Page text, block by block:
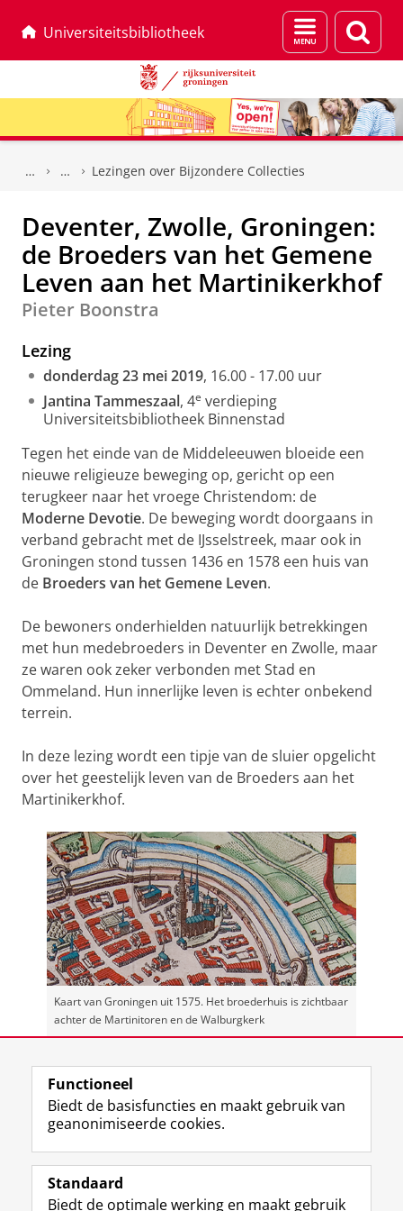
Universiteitsbibliotheek
Menu
en
Lezingen over Bijzondere Collecties
Deventer, Zwolle, Groningen:
de Broeders van het Gemene
Leven aan het Martinikerkhof
Pieter Boonstra
Lezing
donderdag 23 mei 2019, 16.00 - 17.00 uur
Jantina Tammeszaal, 4e verdieping
Universiteitsbibliotheek Binnenstad
Tegen het einde van de Middeleeuwen bloeide een
nieuwe religieuze beweging op, gericht op een
terugkeer naar het vroege Christendom: de
Moderne Devotie. De beweging wordt doorgaans in
verband gebracht met de IJsselstreek, maar ook in
Groningen stond tussen 1436 en 1578 een huis van
de Broeders van het Gemene Leven.
De bewoners onderhielden natuurlijk betrekkingen
met hun medebroeders in Deventer en Zwolle, maar
ze waren ook zeker verbonden met Stad en
Ommeland. Hun innerlijke leven is echter onbekend
terrein.
In deze lezing wordt een tipje van de sluier opgelicht
over het geestelijk leven van de Broeders aan het
Martinikerkhof.
Kaart van Groningen uit 1575. Het broederhuis is zichtbaar
achter de Martinitoren en de Walburgkerk
Laatst gewijzigd: 07 januari 2021 15:06
Volg ons op
M
a
I
n
Functioneel
Biedt de basisfuncties en maakt gebruik van
geanonimiseerde cookies.
Standaard
Biedt de optimale werking en maakt gebruik